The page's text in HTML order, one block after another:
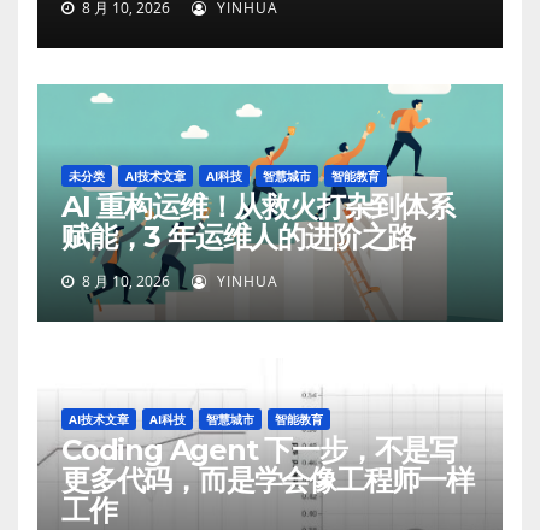
8 月 10, 2026 YINHUA
未分类 AI技术文章 AI科技 智慧城市 智能教育
AI 重构运维！从救火打杂到体系
赋能，3 年运维人的进阶之路
8 月 10, 2026 YINHUA
AI技术文章 AI科技 智慧城市 智能教育
Coding Agent 下一步，不是写
更多代码，而是学会像工程师一样
工作